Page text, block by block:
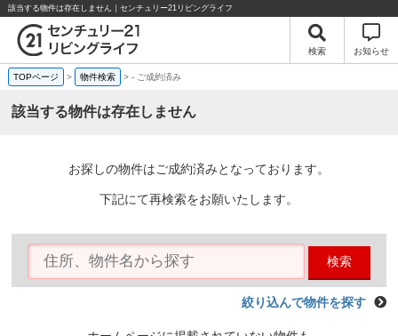
該当する物件は存在しません｜センチュリー21リビングライフ
検索 お知らせ
TOPページ > 物件検索 >- ご成約済み
該当する物件は存在しません
お探しの物件はご成約済みとなっております。
下記にて再検索をお願いたします。
検索
絞り込んで物件を探す